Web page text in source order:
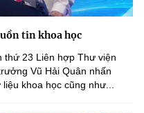
tin khoa học
thứ 23 Liên hợp Thư viện
Vũ Hải Quân nhấn
khoa học cũng như...